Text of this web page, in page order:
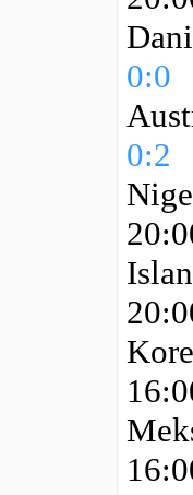
0:0
0:2